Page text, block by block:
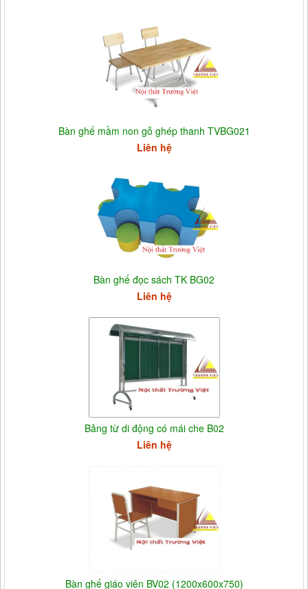
Bàn ghế mầm non gỗ ghép thanh TVBG021
Liên hệ
Bàn ghế đọc sách TK BG02
Liên hệ
Bảng từ di động có mái che B02
Liên hệ
Bàn ghế giáo viên BV02 (1200x600x750)